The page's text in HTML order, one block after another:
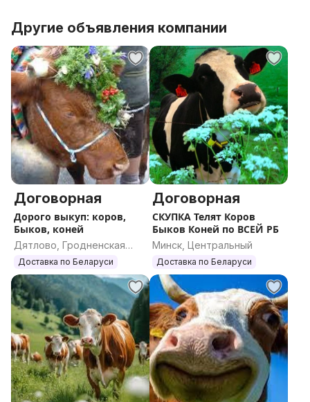
Другие объявления компании
Договорная
Дорого выкуп: коров,
Быков, коней
Дятлово, Гродненская
область
Доставка по Беларуси
Договорная
СКУПКА Телят Коров
Быков Коней по ВСЕЙ РБ
Минск, Центральный
Доставка по Беларуси